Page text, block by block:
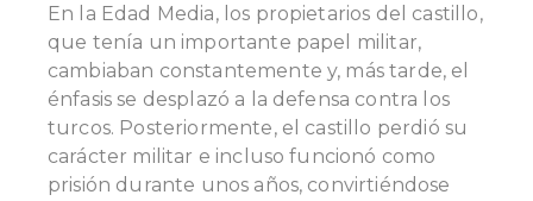
En la Edad Media, los propietarios del castillo,
que tenía un importante papel militar,
cambiaban constantemente y, más tarde, el
énfasis se desplazó a la defensa contra los
turcos. Posteriormente, el castillo perdió su
carácter militar e incluso funcionó como
prisión durante unos años, convirtiéndose